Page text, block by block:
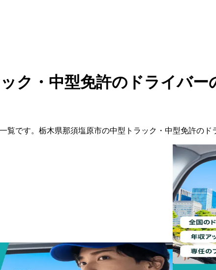
ク・中型免許のドライバー
覧です。 栃木県那須塩原市の中型トラック・中型免許の ド